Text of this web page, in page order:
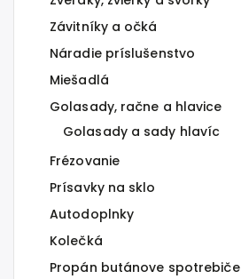
Závitníky a očká
Náradie príslušenstvo
Miešadlá
Golasady, račne a hlavice
Golasady a sady hlavíc
Frézovanie
Prísavky na sklo
Autodoplnky
Kolečká
Propán butánove spotrebiče